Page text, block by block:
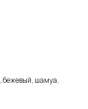
бежевый, шамуа,